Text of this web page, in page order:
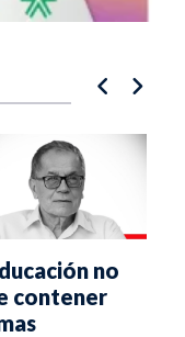
no
contener